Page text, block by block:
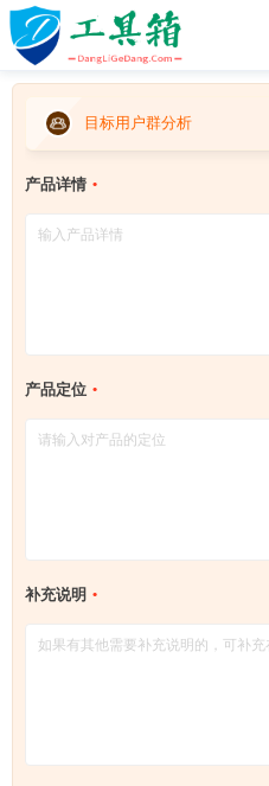
目标用户群分析
产品详情
产品定位
补充说明